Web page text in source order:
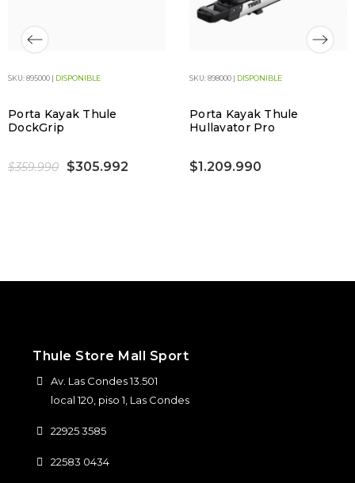
SKU: 895000 | DISPONIBLE
Porta Kayak Thule
DockGrip
$359.990 $305.992
SKU: 898000 | DISPONIBLE
Porta Kayak Thule
Hullavator Pro
$1.209.990
Thule Store Mall Sport
Av. Las Condes 13.501
local 120, piso 1, Las Condes
22925 3585
22583 0434